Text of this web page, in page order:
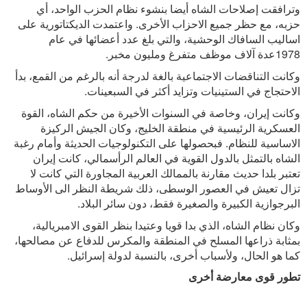
وترافقت إصلاحات الشاه أيضا بنشوء نظام الحزب الواحد، أي
حزبه، مع حظر جميع الاحزاب الأخرى. واعتمدت الديكتاتورية على
اساليب السافاك الوحشية، والتي بلغ عدد أعضائها في عام
1978عدة آلاف موظف متفرغ ومليون مخبر.
وكانت التناقضات الاجتماعية بالغة لدرجة أنه بالرغم من القمع، بدأ
الاحتجاج في الستينيات وتزايد أكثر في السبعينات.
وكانت إيران، وخاصة في السنوات الأخيرة من حكم الشاه، القوة
العسكرية الرئيسية في منطقة الخليج، وكان الجيش الركيزة
الاساسية للنظام. فبحصولها على التكنولوجيات الحديثة وأمام رغبة
الشاه بالتمثل بالدول القوية في العالم الرأسمالي، كانت إيران
تعتبر بلدا حديث مقارنة بالممالك العربية المجاورة التي كانت لا
تزال تعيش في العصور الوسطى، ذلك شريطة النظر الى الأوساط
البرجوازية الكبيرة والصغيرة فقط، دون سائر البلاد.
وكان نظام الشاه، الذي بدا قويا وعتيدا بنظر القوى الامبريالية،
بمثابة ذراعها المسلح في المنطقة والمكرس للدفاع عن مصالحها،
كما هو الحال، ولأسباب أخرى، بالنسبة لدولة إسرائيل.
تطور قوى معارضة أخرى